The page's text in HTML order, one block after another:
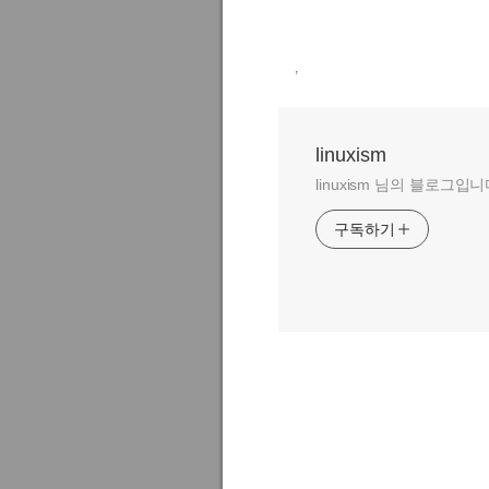
,
linuxism
linuxism 님의 블로그입니
구독하기